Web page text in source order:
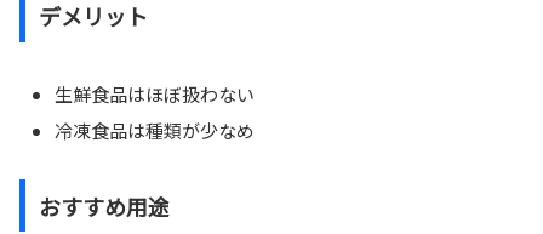
デメリット
生鮮食品はほぼ扱わない
冷凍食品は種類が少なめ
おすすめ用途